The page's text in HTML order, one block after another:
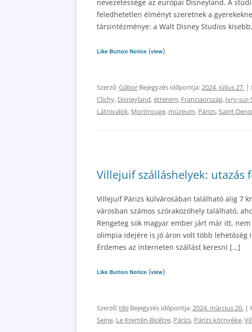
nevezetessége az európai Disneyland. A
feledhetetlen élményt szeretnek a
társintézménye: a Walt Disney Studios
Like Button Notice (view)
Szerző:Gábor Bejegyzés időpontja:2024. július 27. |
Clichy, Disneyland,étterem, Franciaország, Ivry-sur-
Látnivalók, Montrouge, múzeum, Párizs,Saint-Denis
Villejuif szálláshelyek: utazás
Villejuif Párizs külvárosában található alig 7
városban számos szórakozóhely található,
Rengeteg sok magyar ember járt már itt,
olimpia idejére is jó áron volt több
Érdemes az interneten szállást keresni […]
Like Button Notice (view)
Szerző:tibi Bejegyzés időpontja:2024. március 20. |
Seine, Le Kremlin-Bicêtre, Párizs, Párizs környéke,